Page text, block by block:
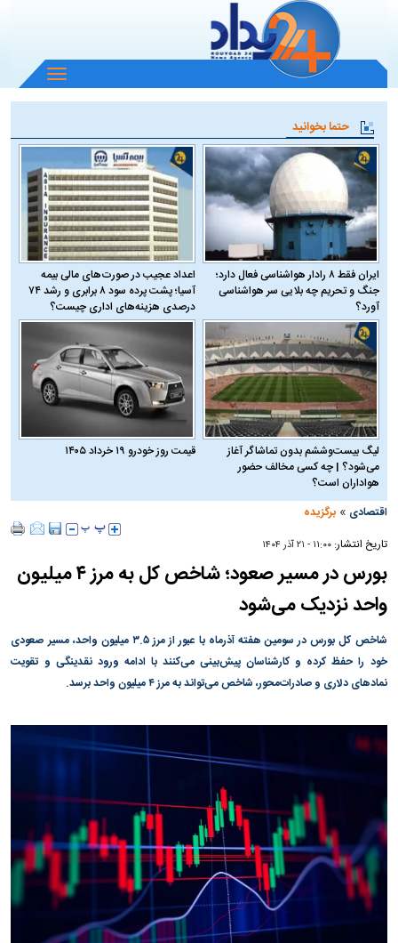
باز
و
منو
حتما بخوانید
ایران فقط ۸ رادار هواشناسی فعال دارد؛
جنگ و تحریم چه بلایی سر هواشناسی
آورد؟
اعداد عجیب در صورت‌های مالی بیمه
آسیا؛ پشت پرده سود ۸ برابری و رشد ۷۴
درصدی هزینه‌های اداری چیست؟
لیگ بیست‌وششم بدون تماشاگر آغاز
می‌شود؟ | چه کسی مخالف حضور
هواداران است؟
قیمت روز خودرو ۱۹ خرداد ۱۴۰۵
اقتصادی »برگزیده
تاریخ انتشار:۱۱:۰۰ - ۲۱ آذر ۱۴۰۴
بورس در مسیر صعود؛ شاخص کل به مرز ۴ میلیون
واحد نزدیک می‌شود
شاخص کل بورس در سومین هفته آذرماه با عبور از مرز ۳.۵ میلیون واحد، مسیر صعودی
خود را حفظ کرده و کارشناسان پیش‌بینی می‌کنند با ادامه ورود نقدینگی و تقویت
نماد‌های دلاری و صادرات‌محور، شاخص می‌تواند به مرز ۴ میلیون واحد برسد.